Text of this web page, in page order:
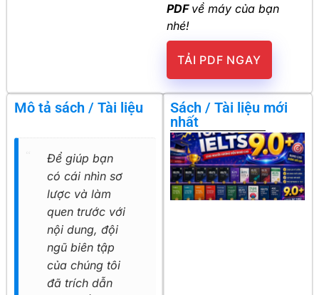
PDF về máy của bạn
nhé!
TẢI PDF NGAY
Mô tả sách / Tài liệu
Để giúp bạn
có cái nhìn sơ
lược và làm
quen trước với
nội dung, đội
ngũ biên tập
của chúng tôi
đã trích dẫn
Sách / Tài liệu mới
nhất